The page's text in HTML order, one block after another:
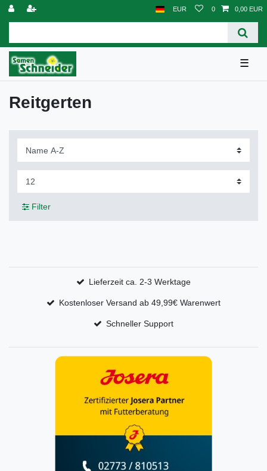
EUR 0 0,00 EUR
☰
Reitgerten
Filter
Lieferzeit ca. 2-3 Werktage
Kostenloser Versand ab 49,99€ Warenwert
Schneller Support